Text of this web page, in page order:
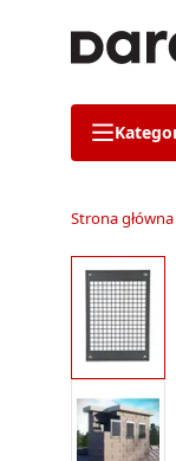
Strona główna